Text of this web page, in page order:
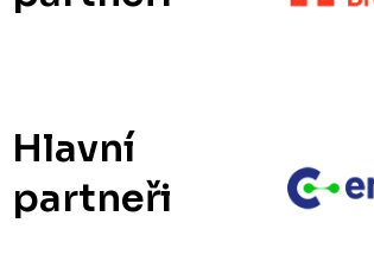
Hlavní
partneři